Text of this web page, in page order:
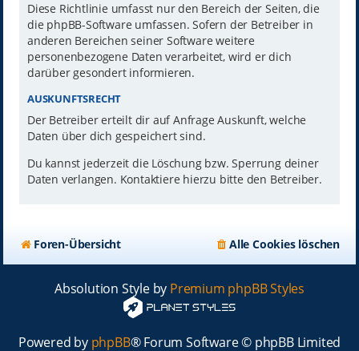
Diese Richtlinie umfasst nur den Bereich der Seiten, die
die phpBB-Software umfassen. Sofern der Betreiber in
anderen Bereichen seiner Software weitere
personenbezogene Daten verarbeitet, wird er dich
darüber gesondert informieren.
AUSKUNFTSRECHT
Der Betreiber erteilt dir auf Anfrage Auskunft, welche
Daten über dich gespeichert sind.
Du kannst jederzeit die Löschung bzw. Sperrung deiner
Daten verlangen. Kontaktiere hierzu bitte den Betreiber.
Foren-Übersicht Alle Cookies löschen
Absolution Style by Premium phpBB Styles
Powered by phpBB® Forum Software © phpBB Limited